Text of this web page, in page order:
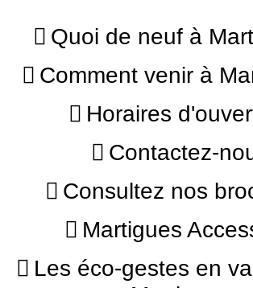
Quoi de neuf à
Comment venir à
Horaires
Contactez-
Consultez nos
Martigues
Les éco-gestes en